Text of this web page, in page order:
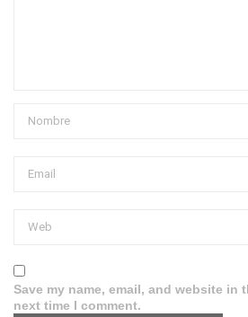
Save my name, email, and website in
next time I comment.